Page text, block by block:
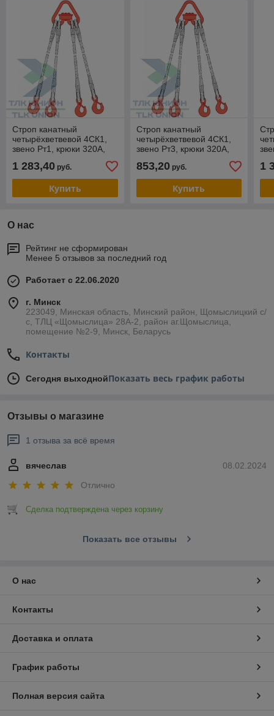
Строп канатный
четырёхветвевой 4СК1,
звено Рт1, крюки 320А,
РОМЕК
1 283,40 руб.
Купить
Строп канатный
четырёхветвевой 4СК1,
звено Рт3, крюки 320А,
РОМЕК
853,20руб.
Купить
1
О нас
Рейтинг не сформирован
Менее 5 отзывов за последний год
Работает с 22.06.2020
г. Минск
223049, Минская область, Минский район, Щомыслицкий с/
с, ТЛЦ «Щомыслица» 28А-2, район аг.Щомыслица,
помещение №2-9, Минск, Беларусь
Контакты
Сегодня выходнойПоказать весь график работы
Отзывы о магазине
1 отзыва за всё время
08.02.2024
вячеслав
Отлично
Сделка подтверждена через корзину
Показать все отзывы
О нас
Контакты
Доставка и оплата
График работы
Полная версия сайта